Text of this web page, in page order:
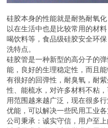
硅胶本身的性能就是耐热耐氧
以在生活中也是比较常用的材
喝饮料等，食品级硅胶安全环
洗特点。
硅胶管是一种新型的高分子的
能，良好的生理稳定性，而且
有很好的回弹性，耐臭氧，耐
性、能梳水，对许多材料不粘
用范围越来越广泛，现在很多
优能，可以解决一些民用工业各
公司秉承：诚实守信，用户至